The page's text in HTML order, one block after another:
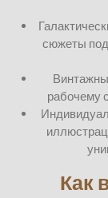
сюжеты
рабочему
Как